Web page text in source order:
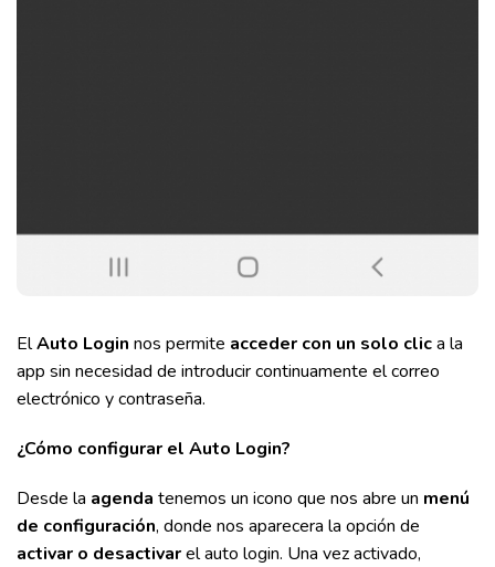
ElAuto Login nos permite acceder con un solo clica la
app sin necesidad de introducir continuamente el correo
electrónico y contraseña.
¿Cómo configurar el Auto Login?
Desde la agenda tenemos un icono que nos abre un menú
de configuración, donde nos aparecera la opción de
activar o desactivarel auto login. Una vez activado,